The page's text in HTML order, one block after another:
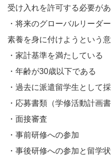
受け入れを許可する必要が
・将来のグローバルリーダ
素養を身に付けようという
・家計基準を満たしている
・年齢が30歳以下である
・過去に派遣留学生として
・応募書類（学修活動計画
・面接審査
・事前研修への参加
・事後研修への参加と留学